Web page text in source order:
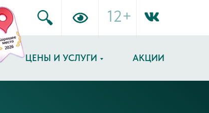
12+
ЦЕНЫ И УСЛУГИ АКЦИИ